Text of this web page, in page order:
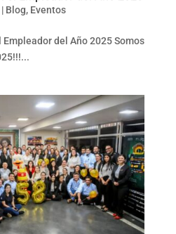
Blog, Eventos
del Año 2025 Somos